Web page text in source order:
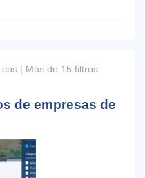
| Más de 15 filtros
de empresas de